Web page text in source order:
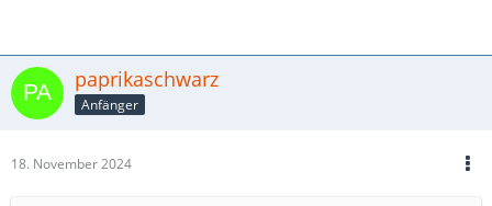
paprikaschwarz
Anfänger
18. November 2024